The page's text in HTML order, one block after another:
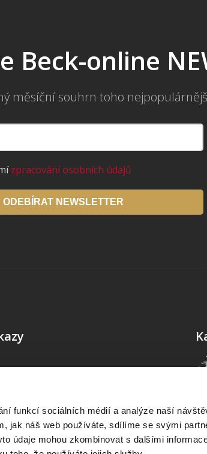
funkcí sociálních médií a analýze naší
jak náš web používáte, sdílíme se svými
údaje mohou zkombinovat s dalšími
Beck-online
měsíční souhrn toho
zpracování osobních údajů
ODEBÍRAT NEWSLETTER
dotazy
obchodní podmínky
o zpracování osobních údajů
o přístupnosti